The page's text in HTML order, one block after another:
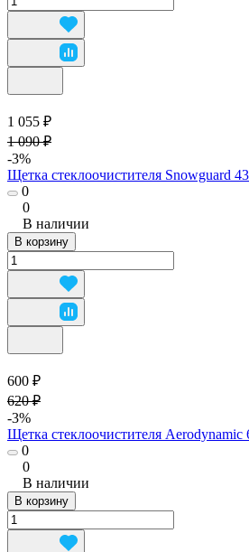
1 055 ₽
1 090 ₽
-3%
Щетка стеклоочистителя Snowguard
0
0
В наличии
В корзину
600 ₽
620 ₽
-3%
Щетка стеклоочистителя Aerodynamic
0
0
В наличии
В корзину